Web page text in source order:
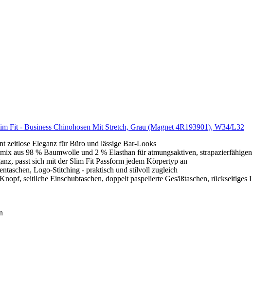
Fit - Business Chinohosen Mit Stretch, Grau (Magnet 4R193901), W34/L32
zeitlose Eleganz für Büro und lässige Bar-Looks
aus 98 % Baumwolle und 2 % Elasthan für atmungsaktiven,
passt sich mit der Slim Fit Passform jedem Körpertyp an
Logo-Stitching - praktisch und stilvoll zugleich
seitliche Einschubtaschen, doppelt paspelierte Gesäßtaschen,